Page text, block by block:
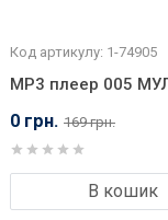
Код артикулу: 1-74905
MP3 плеер 005
0 грн. 169 грн.
В кошик